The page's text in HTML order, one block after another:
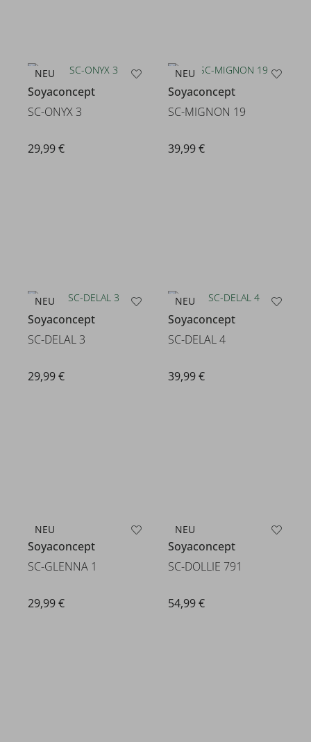
NEU
Soyaconcept
SC-ONYX 3
29,99 €
NEU
Soyaconcept
SC-MIGNON 19
39,99 €
NEU
Soyaconcept
SC-DELAL 3
29,99 €
NEU
Soyaconcept
SC-DELAL 4
39,99 €
NEU
Soyaconcept
SC-GLENNA 1
29,99 €
NEU
Soyaconcept
SC-DOLLIE 791
54,99 €